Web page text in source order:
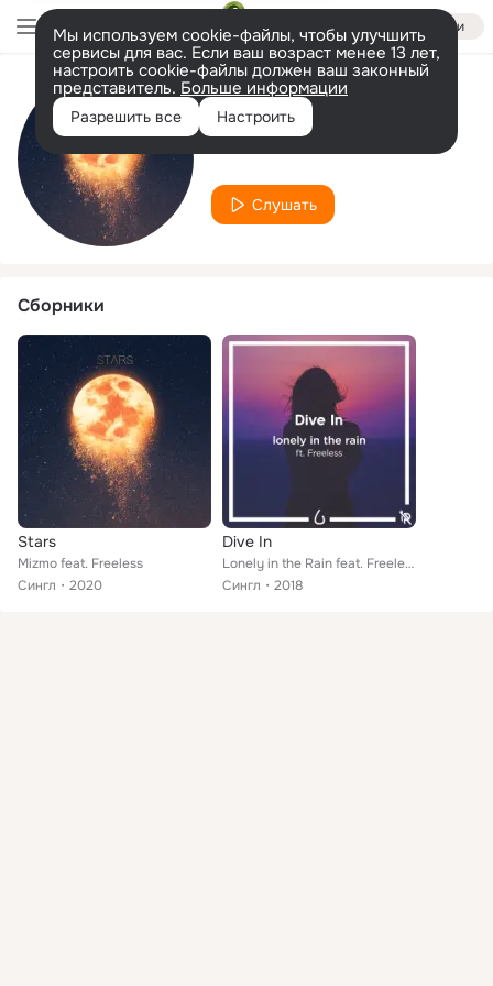
Войти
Мы используем cookie-файлы, чтобы улучшить
сервисы для вас. Если ваш возраст менее 13 лет,
настроить cookie-файлы должен ваш законный
представитель. Больше информации
Разрешить все Настроить
Исполнитель
Freeless
Слушать
Сборники
Stars
Mizmo feat. Freeless
Сингл
2020
Dive In
Lonely in the Rain feat. Freeless
Сингл
2018